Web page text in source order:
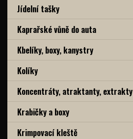
Jídelní tašky
Kaprařské vůně do auta
Kbelíky, boxy, kanystry
Kolíky
Koncentráty, atraktanty, extrakty
Krabičky a boxy
Krimpovací kleště